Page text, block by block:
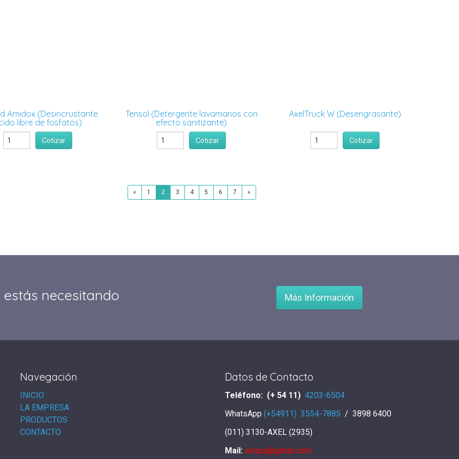
Amidox (Desincrustante
libre de fosfatos)
Cotizar
Tensol (Detergente lavamanos con
efecto sanitizante)
Cotizar
AxelTruck W (Desengrasante)
Cotizar
« 1 2 3 4 5 6 7 »
necesitando Más Información
Navegación
INICIO
LA EMPRESA
PRODUCTOS
CONTACTO
Datos de Contacto
Teléfono: (+ 54 11) 4203-6504
WhatsApp (+54911) 3554-7885 / 3898 6400
(011) 3130-AXEL (2935)
Mail: axlqca@gmail.com